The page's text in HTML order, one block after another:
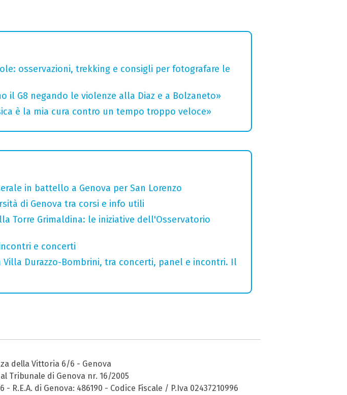
osservazioni, trekking e consigli per fotografare le
il G8 negando le violenze alla Diaz e a Bolzaneto»
è la mia cura contro un tempo troppo veloce»
in battello a Genova per San Lorenzo
di Genova tra corsi e info utili
Torre Grimaldina: le iniziative dell'Osservatorio
e concerti
Villa Durazzo-Bombrini, tra concerti, panel e incontri. Il
della Vittoria 6/6 - Genova
Tribunale di Genova nr. 16/2005
di Genova: 486190 - Codice Fiscale / P.Iva 02437210996